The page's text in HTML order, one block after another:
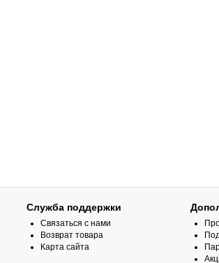
Служба поддержки
Связаться с нами
Возврат товара
Карта сайта